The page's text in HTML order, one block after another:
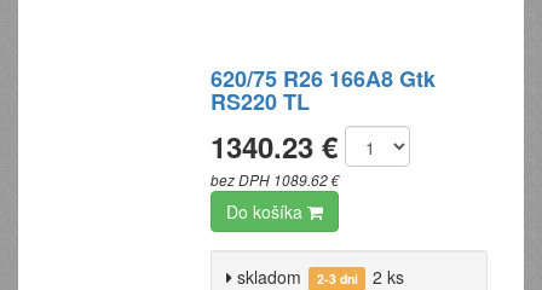
620/75 R26 166A8 Gtk
RS220 TL
1340.23 €
bez DPH 1089.62 €
Do košíka
skladom 2-3 dni 2 ks